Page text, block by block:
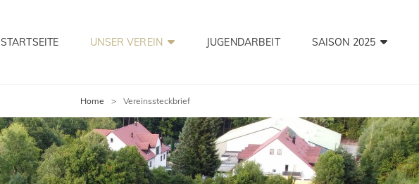
STARTSEITE UNSER VEREIN JUGENDARBEIT SAISON 2025
Home > Vereinssteckbrief